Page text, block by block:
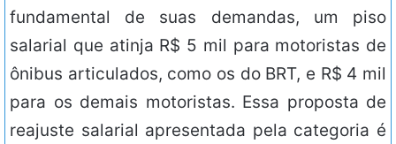
fundamental de suas demandas, um piso
salarial que atinja R$ 5 mil para motoristas de
ônibus articulados, como os do BRT, e R$ 4 mil
para os demais motoristas. Essa proposta de
reajuste salarial apresentada pela categoria é